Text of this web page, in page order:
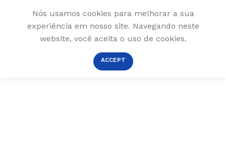
Nós usamos cookies para melhorar a sua
experiência em nosso site. Navegando neste
website, você aceita o uso de cookies.
ACCEPT